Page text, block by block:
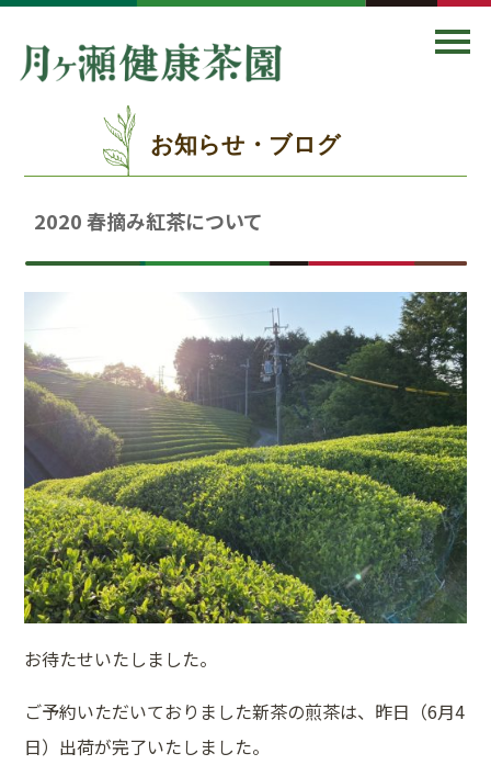
お知らせ・ブログ
2020 春摘み紅茶について
お待たせいたしました。
ご予約いただいておりました新茶の煎茶は、昨日（6月4
日）出荷が完了いたしました。